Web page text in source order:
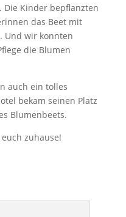
Kinder bepflanzten
das Beet mit
Und wir konnten
die Blumen
auch ein tolles
bekam seinen Platz
Blumenbeets.
zuhause!